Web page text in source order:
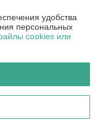
удобства
персональных
cookies или